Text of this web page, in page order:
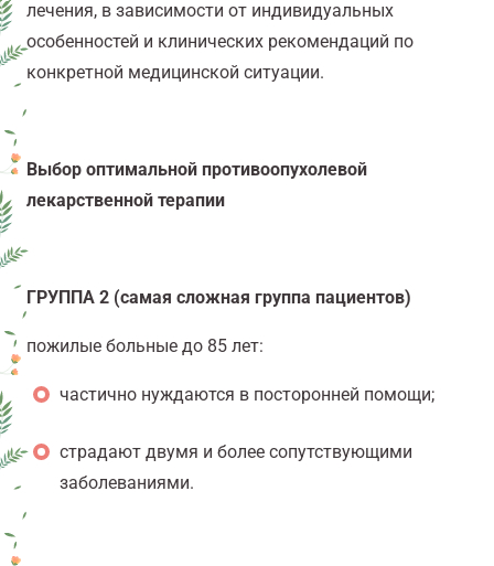
лечения, в зависимости от индивидуальных
особенностей и клинических рекомендаций по
конкретной медицинской ситуации.
Выбор оптимальной противоопухолевой
лекарственной терапии
ГРУППА 2 (самая сложная группа пациентов)
пожилые больные до 85 лет:
частично нуждаются в посторонней помощи;
страдают двумя и более сопутствующими
заболеваниями.